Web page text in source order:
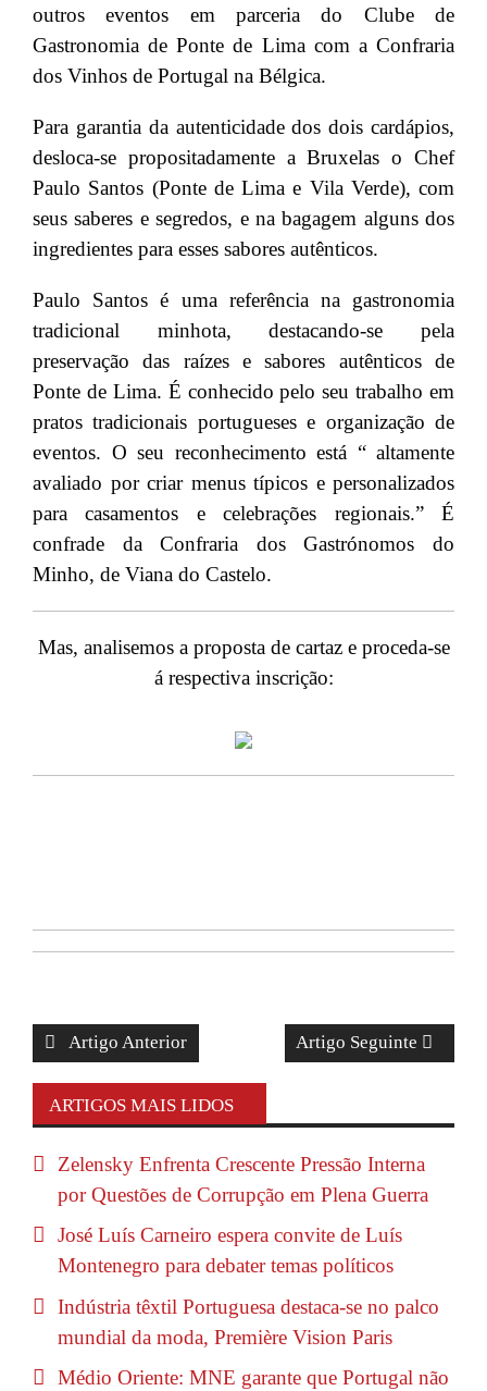
outros eventos em parceria do Clube de
Gastronomia de Ponte de Lima com a Confraria
dos Vinhos de Portugal na Bélgica.
Para garantia da autenticidade dos dois cardápios,
desloca-se propositadamente a Bruxelas o Chef
Paulo Santos (Ponte de Lima e Vila Verde), com
seus saberes e segredos, e na bagagem alguns dos
ingredientes para esses sabores autênticos.
Paulo Santos é uma referência na gastronomia
tradicional minhota, destacando-se pela
preservação das raízes e sabores autênticos de
Ponte de Lima. É conhecido pelo seu trabalho em
pratos tradicionais portugueses e organização de
eventos. O seu reconhecimento está “ altamente
avaliado por criar menus típicos e personalizados
para casamentos e celebrações regionais.” É
confrade da Confraria dos Gastrónomos do
Minho, de Viana do Castelo.
Mas, analisemos a proposta de cartaz e proceda-se
á respectiva inscrição:
Artigo Anterior Artigo Seguinte
ARTIGOS MAIS LIDOS
Zelensky Enfrenta Crescente Pressão Interna
por Questões de Corrupção em Plena Guerra
José Luís Carneiro espera convite de Luís
Montenegro para debater temas políticos
Indústria têxtil Portuguesa destaca-se no palco
mundial da moda, Première Vision Paris
Médio Oriente: MNE garante que Portugal não